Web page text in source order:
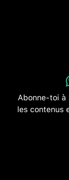
Abonne-toi
les contenus